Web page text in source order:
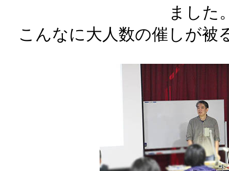
ました
こんなに大人数の催しが被